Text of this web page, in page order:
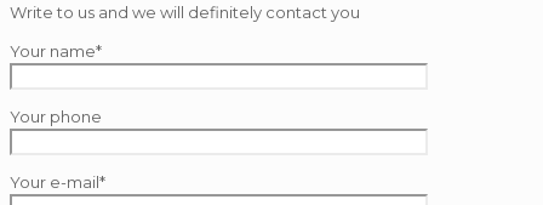
Write to us and we will definitely contact you
Your name*
Your phone
Your e-mail*